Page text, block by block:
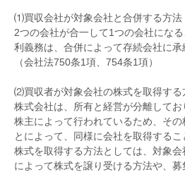
⑴買収会社が対象会社と合併する方法
2つの会社が合一して1つの会社にな
利義務は、合併によって存続会社に
（会社法750条1項、754条1項）
⑵買収者が対象会社の株式を取得する
株式会社は、所有と経営が分離して
株主によって行われているため、そ
とによって、同様に会社を取得するこ
株式を取得する方法としては、対象
によって株式を譲り受ける方法や、